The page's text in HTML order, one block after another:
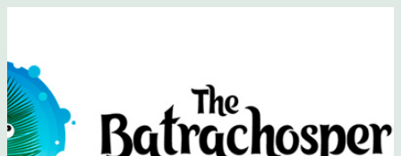
The Batrachospermum Magazine
Батрахоспермум (официальный сайт)